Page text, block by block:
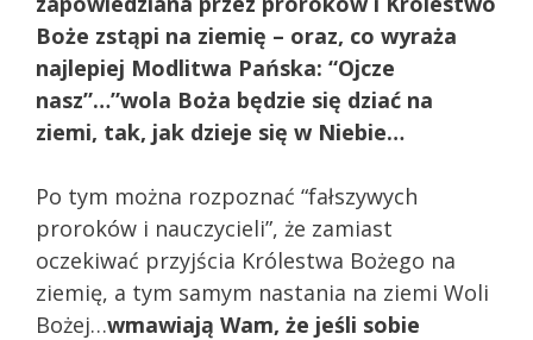
Boże zstąpi na ziemię – oraz, co wyraża
najlepiej Modlitwa Pańska: “Ojcze
nasz”…”wola Boża będzie się dziać na
ziemi, tak, jak dzieje się w Niebie…
Po tym można rozpoznać “fałszywych
proroków i nauczycieli”, że zamiast
oczekiwać przyjścia Królestwa Bożego na
ziemię, a tym samym nastania na ziemi Woli
Bożej…wmawiają Wam, że jeśli sobie